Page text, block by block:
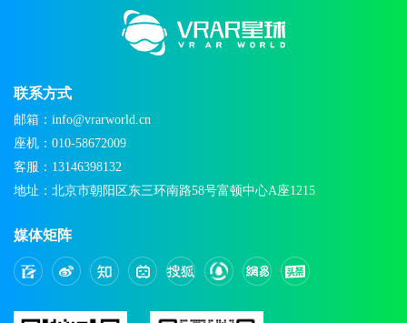
联系方式
邮箱：info@vrarworld.cn
座机：010-58672009
客服：13146398132
地址：北京市朝阳区东三环南路58号富顿中心A座1215
媒体矩阵